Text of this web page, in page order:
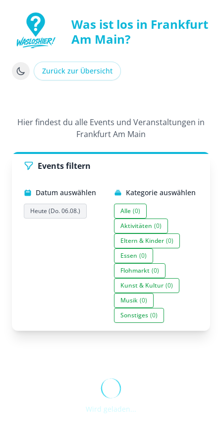
WasLosHier - Dein Portal für Events und
Was ist los in Frankfurt
Am Main?
Zurück zur Übersicht
Hier findest du alle Events und Veranstaltungen in
Frankfurt Am Main
Events filtern
Datum auswählen
Heute (Do. 06.08.)
Kategorie auswählen
Alle (0)
Aktivitäten (0)
Eltern & Kinder (0)
Essen (0)
Flohmarkt (0)
Kunst & Kultur (0)
Musik (0)
Sonstiges (0)
Wird geladen...